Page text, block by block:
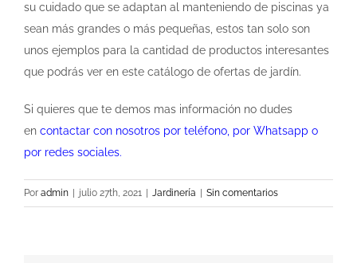
su cuidado que se adaptan al manteniendo de piscinas ya
sean más grandes o más pequeñas, estos tan solo son
unos ejemplos para la cantidad de productos interesantes
que podrás ver en este catálogo de ofertas de jardín.
Si quieres que te demos mas información no dudes
en contactar con nosotros por teléfono, por Whatsapp o
por redes sociales.
Por admin julio 27th, 2021 Jardinería Sin comentarios